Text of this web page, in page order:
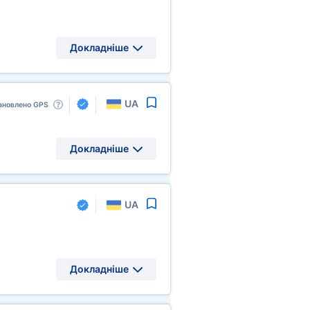
Докладніше
GPS UA
Докладніше
UA
Докладніше